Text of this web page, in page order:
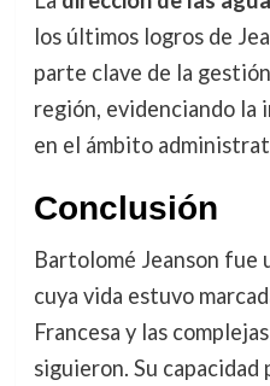
los últimos logros de
parte clave de la
región, evidenciando la
en el ámbito
Conclusión
Bartolomé Jeanson fue
cuya vida estuvo
Francesa y las
siguieron. Su capacidad